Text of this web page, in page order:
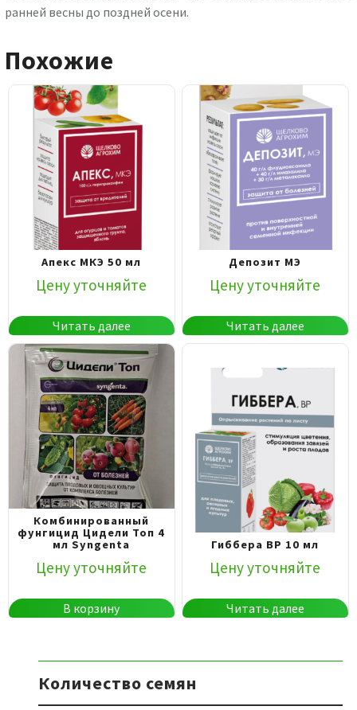
ранней весны до поздней осени.
Похожие
Апекс МКЭ 50 мл
Цену уточняйте
Читать далее
Депозит МЭ
Цену уточняйте
Читать далее
Комбинированный
фунгицид Цидели Топ 4
мл Syngenta
Цену уточняйте
В корзину
Гиббера ВР 10 мл
Цену уточняйте
Читать далее
Количество семян